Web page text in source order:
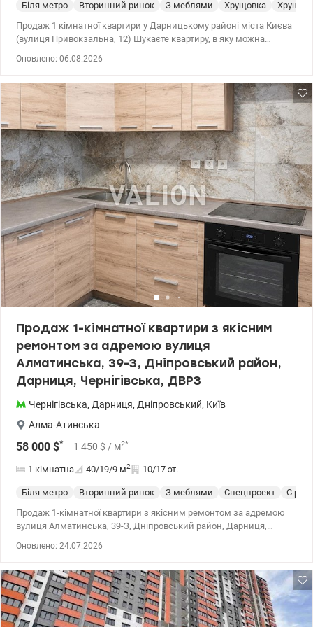
Біля метро Вторинний ринок З меблями Хрущовка
Продаж 1 кімнатної квартири у Дарницькому районі міста Києва
(вулиця Привокзальна, 12) Шукаєте квартиру, в яку можна
квартира у хорошому житловому стані в цегляному будинку.
чудово підійде як для власного проживання, так і для здачі в
оренду. Переваги квартири: - цегляний будинок (теплий взимку,
прохолодний влітку); - хороший житловий стан; - централізоване
опалення; - бойлер – гаряча вода цілий рік; - суміжний санвузол
із ванною; - кондиціонер у кухні; - меблі у кімнаті; - ніша у
передпокої; - холодильник; - газова плита та витяжка; -
швидкісний інтернет. Локація, яка економить ваш час. У пішій
доступності: - парк Партизанської слави та парк Таращанець; -
Палац культури Дарниця; - залізнична станція Дарниця; -
школи, дитячі садки, поліклініка; - супермаркети: АТБ, Новус,
Екомаркет; - продуктовий та речовий ринок; - кав'ярні, магазини,
Нова пошта, укрпошта; - ТРЦ New Way* та спортивні комплекси. -
метро Бориспільська, Вирлиця та Харківська – приблизно 15 -20
хвилин громадським транспортом. Вдале поєднання затишку,
розвиненої інфраструктури та зручного транспортного
сполучення. Квартира перебуває у власності понад 3 роки, тому
продаж не передбачає сплати податків. Ціна - 55 000 y.o. Комісія
Оновлено: 06.08.2026
Продаж 1-кімнатної квартири з якісним
ремонтом за адремою вулиця
Алматинська, 39-З, Дніпровський район,
Дарниця, Чернігівська, ДВРЗ
Чернігівська, Дарниця, Дніпровський, Київ
Алма-Атинська
58 000 $* 1 450 $ / м2*
1 кімнатна 40/19/9 м2 10/17 эт.
Біля метро Вторинний ринок З меблями Спецпроект
С
Продаж 1-кімнатної квартири з якісним ремонтом за адремою
вулиця Алматинська, 39-З, Дніпровський район, Дарниця,
держпрограми Загальна площа — 40 м², житлова — 18.5 м², кухня
цегляному будинок 2009 року. Квартира з новим ремонтом -
чудовий варіант як для себе, так і під орендний бізнес: — окрема
кімната, необхідні меблі та кондиціонер — кухня із вбудованою
технікою — суміжний санвузол з ванною (є бойлер) — просторий
Оновлено: 24.07.2026